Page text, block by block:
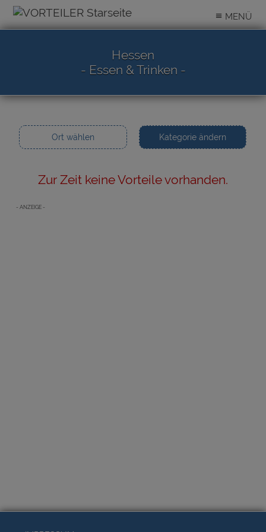
≡ MENÜ
Hessen
- Essen & Trinken -
Ort wählen Kategorie ändern
Zur Zeit keine Vorteile vorhanden.
- ANZEIGE -